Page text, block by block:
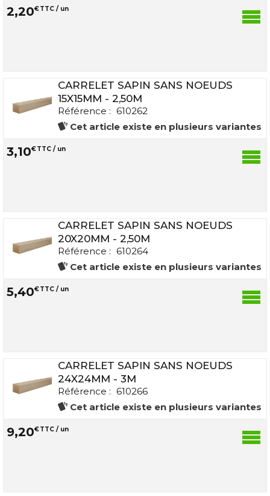
2,20€TTC / un
CARRELET SAPIN SANS NOEUDS
15X15MM - 2,50M
Référence : 610262
Cet article existe en plusieurs variantes
3,10€TTC / un
CARRELET SAPIN SANS NOEUDS
20X20MM - 2,50M
Référence : 610264
Cet article existe en plusieurs variantes
5,40€TTC / un
CARRELET SAPIN SANS NOEUDS
24X24MM - 3M
Référence : 610266
Cet article existe en plusieurs variantes
9,20€TTC / un